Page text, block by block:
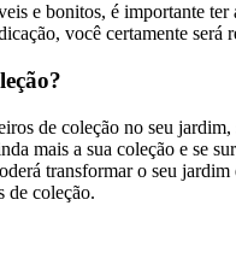
e bonitos, é importante
você certamente
de coleção no seu
mais a sua coleção e se
transformar o seu
de coleção.